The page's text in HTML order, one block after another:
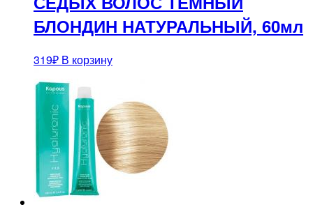
БЛОНДИН НАТУРАЛЬНЫЙ, 60мл
319₽ В корзину